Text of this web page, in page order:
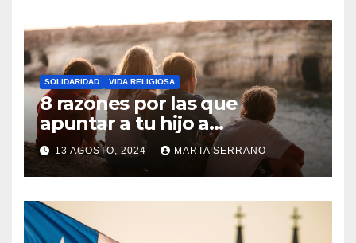
N
T
A
R
I
O
S
O
H
A
Y
SOLIDARIDAD VIDA RELIGIOSA
8 razones por las que
apuntar a tu hijo a
Catequesis
13 AGOSTO, 2024 MARTA SERRANO
N
O